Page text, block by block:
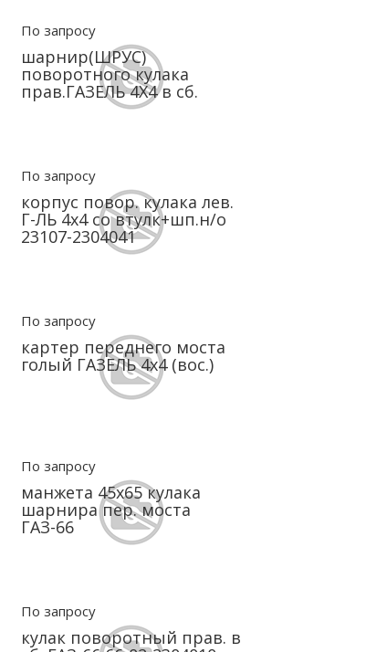
По запросу
шарнир(ШРУС)
поворотного кулака
прав.ГАЗЕЛЬ 4Х4 в сб.
По запросу
корпус повор. кулака лев.
Г-ЛЬ 4х4 со втулк+шп.н/о
23107-2304041
По запросу
картер переднего моста
голый ГАЗЕЛЬ 4х4 (вос.)
По запросу
манжета 45х65 кулака
шарнира пер. моста
ГАЗ-66
По запросу
кулак поворотный прав. в